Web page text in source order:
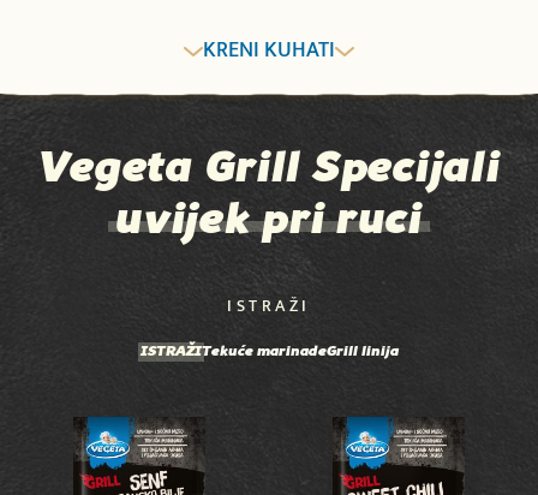
KRENI KUHATI
Vegeta Grill Specijali
uvijek pri ruci
ISTRAŽI
ISTRAŽITekuće marinadeGrill linija